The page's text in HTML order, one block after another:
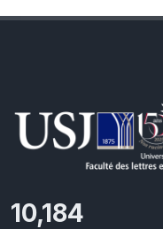
11,110